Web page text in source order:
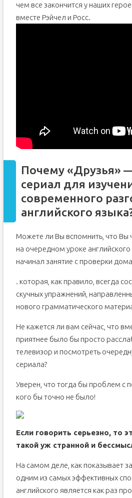
чем все закончится у наших
вместе Рэйчел и Росс.
Почему «Друзья»
сериал для
современного
английского
Можете ли Вы вспомнить, что Вы
на очередном уроке английского
начинал занятие с проверки
. которая, как правило, всегда
скучных упражнений,
нового грамматического
Не кажется ли вам сейчас, что
приятнее было бы просто
телевизор и посмотреть
сериала?
Уверен, что тогда бы проблем с
кого бы точно не было!
Если говорить серьезно, то
такой уж странной и
На самом деле, как показывает
одним из самых эффективных
английского является как раз